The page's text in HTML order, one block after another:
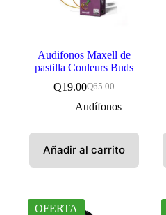
Audifonos Maxell de
pastilla Couleurs Buds
Q65.00
El
precio
Q19.00El
precio
Audífonos
Añadir al carrito
OFERTA